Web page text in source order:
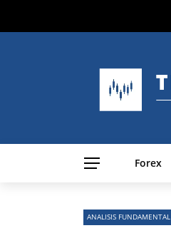
Forex
ANALISIS FUNDAMENTAL